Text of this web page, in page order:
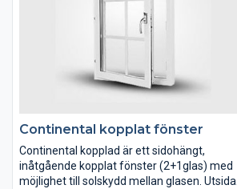
båda sidor utan att behöva gå ut.
Continental kopplat fönster
Continental kopplad är ett sidohängt,
inåtgående kopplat fönster (2+1glas) med
möjlighet till solskydd mellan glasen. Utsidan